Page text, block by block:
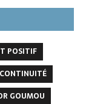
POSITIF
CONTINUITÉ
GOUMOU